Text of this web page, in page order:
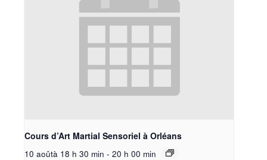
Cours d’Art Martial Sensoriel à Orléans
10 aoûtà 18 h 30 min - 20 h 00 min